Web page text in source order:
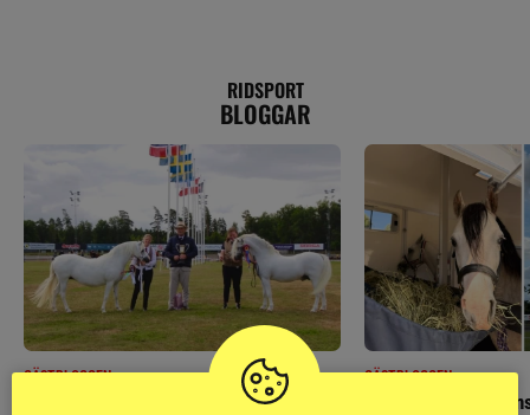
RIDSPORT
BLOGGAR
GÄSTBLOGGEN
Finaldag med jubileumsutställning
GÄSTBLOGGEN
Så gick det på